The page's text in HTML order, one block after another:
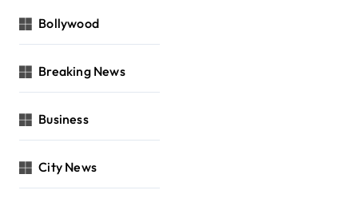
Bollywood
Breaking News
Business
City News